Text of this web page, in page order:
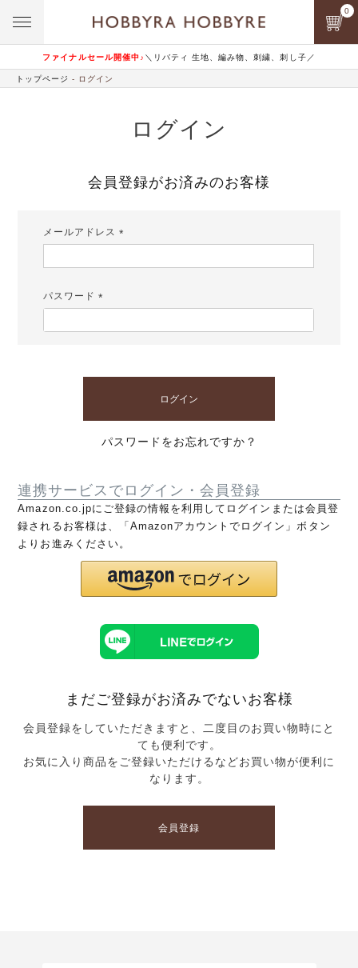
ファイナルセール開催中♪ ＼リバティ 生地、編み物、刺繍、刺し子／
0
トップページ ログイン
ログイン
会員登録がお済みのお客様
メールアドレス
パスワード
ログイン
パスワードをお忘れですか？
連携サービスでログイン・会員登録
Amazon.co.jpにご登録の情報を利用してログインまたは会員登
録されるお客様は、「Amazonアカウントでログイン」ボタン
よりお進みください。
まだご登録がお済みでないお客様
会員登録をしていただきますと、二度目のお買い物時にと
ても便利です。
お気に入り商品をご登録いただけるなどお買い物が便利に
なります。
会員登録